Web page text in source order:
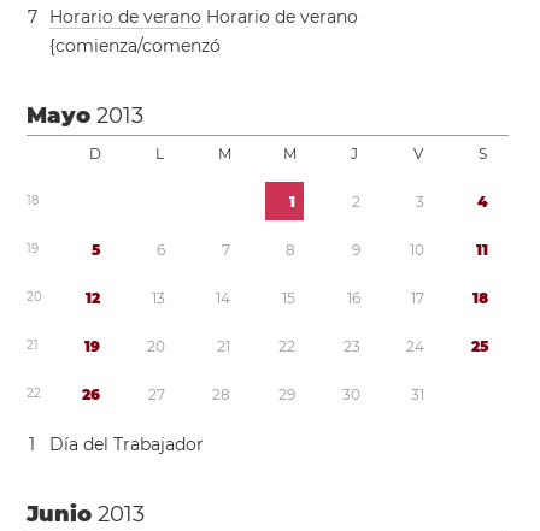
7
Horario de verano Horario de verano
{comienza/comenzó
Mayo2013
D L M M J V S
18 1 2 3 4
19 5 6 7 8 9 10 11
20 12 13 14 15 16 17 18
21 19 20 21 22 23 24 25
22 26 27 28 29 30 31
1 Día del Trabajador
Junio2013